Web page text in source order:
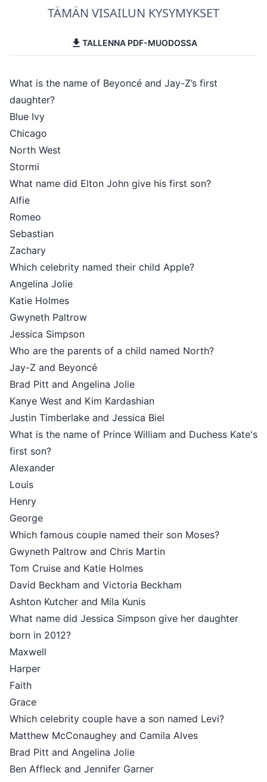
TÄMÄN VISAILUN KYSYMYKSET
TALLENNA PDF-MUODOSSA
What is the name of Beyoncé and Jay-Z’s first
daughter?
Blue Ivy
Chicago
North West
Stormi
What name did Elton John give his first son?
Alfie
Romeo
Sebastian
Zachary
Which celebrity named their child Apple?
Angelina Jolie
Katie Holmes
Gwyneth Paltrow
Jessica Simpson
Who are the parents of a child named North?
Jay-Z and Beyoncé
Brad Pitt and Angelina Jolie
Kanye West and Kim Kardashian
Justin Timberlake and Jessica Biel
What is the name of Prince William and Duchess Kate's
first son?
Alexander
Louis
Henry
George
Which famous couple named their son Moses?
Gwyneth Paltrow and Chris Martin
Tom Cruise and Katie Holmes
David Beckham and Victoria Beckham
Ashton Kutcher and Mila Kunis
What name did Jessica Simpson give her daughter
born in 2012?
Maxwell
Harper
Faith
Grace
Which celebrity couple have a son named Levi?
Matthew McConaughey and Camila Alves
Brad Pitt and Angelina Jolie
Ben Affleck and Jennifer Garner